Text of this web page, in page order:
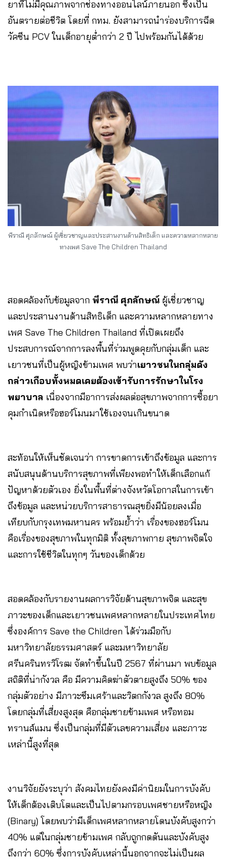
ยาที่ไม่มีคุณภาพจากช่องทางออนไลน์ภายนอก ซึ่งเป็น
อันตรายต่อชีวิต โดยที่ กทม. ยังสามารถนำร่องบริการฉีด
วัคซีน PCV ในเด็กอายุต่ำกว่า 2 ปี ไปพร้อมกันได้ด้วย
พีราณี ศุภลักษณ์ ผู้เชี่ยวชาญและประสานงานด้านสิทธิเด็ก และความหลากหลาย
ทางเพศ Save The Children Thailand
สอดคล้องกับข้อมูลจาก พีราณี ศุภลักษณ์ ผู้เชี่ยวชาญ
และประสานงานด้านสิทธิเด็ก และความหลากหลายทาง
เพศ Save The Children Thailand ที่เปิดเผยถึง
ประสบการณ์จากการลงพื้นที่ร่วมพูดคุยกับกลุ่มเด็ก และ
เยาวชนที่เป็นผู้หญิงข้ามเพศ พบว่าเยาวชนในกลุ่มดัง
กล่าวเกือบทั้งหมดเคยต้องเข้ารับการรักษาในโรง
พยาบาล เนื่องจากมีอาการส่งผลต่อสุขภาพจากการซื้อยา
คุมกำเนิดหรือฮอร์โมนมาใช้เองจนเกินขนาด
สะท้อนให้เห็นชัดเจนว่า การขาดการเข้าถึงข้อมูล และการ
สนับสนุนด้านบริการสุขภาพที่เพียงพอทำให้เด็กเลือกแก้
ปัญหาด้วยตัวเอง ยิ่งในพื้นที่ต่างจังหวัดโอกาสในการเข้า
ถึงข้อมูล และหน่วยบริการสาธารณสุขยิ่งมีน้อยลงเมื่อ
เทียบกับกรุงเทพมหานคร พร้อมย้ำว่า เรื่องของฮอร์โมน
คือเรื่องของสุขภาพในทุกมิติ ทั้งสุขภาพกาย สุขภาพจิตใจ
และการใช้ชีวิตในทุกๆ วันของเด็กด้วย
สอดคล้องกับรายงานผลการวิจัยด้านสุขภาพจิต และสุข
ภาวะของเด็กและเยาวชนเพศหลากหลายในประเทศไทย
ซึ่งองค์การ Save the Children ได้ร่วมมือกับ
มหาวิทยาลัยธรรมศาสตร์ และมหาวิทยาลัย
ศรีนครินทรวิโรฒ จัดทำขึ้นในปี 2567 ที่ผ่านมา พบข้อมูล
สถิติที่น่ากังวล คือ มีความคิดฆ่าตัวตายสูงถึง 50% ของ
กลุ่มตัวอย่าง มีภาวะซึมเศร้าและวิตกกังวล สูงถึง 80%
โดยกลุ่มที่เสี่ยงสูงสุด คือกลุ่มชายข้ามเพศ หรือทอม
ทรานส์แมน ซึ่งเป็นกลุ่มที่มีตัวเลขความเสี่ยง และภาวะ
เหล่านี้สูงที่สุด
งานวิจัยยังระบุว่า สังคมไทยยังคงมีค่านิยมในการบังคับ
ให้เด็กต้องเติบโตและเป็นไปตามกรอบเพศชายหรือหญิง
(Binary) โดยพบว่ามีเด็กเพศหลากหลายโดนบังคับสูงกว่า
40% แต่ในกลุ่มชายข้ามเพศ กลับถูกกดดันและบังคับสูง
ถึงกว่า 60% ซึ่งการบังคับเหล่านี้นอกจากจะไม่เป็นผล